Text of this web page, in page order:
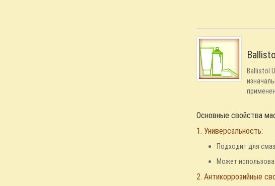
Ballistol
Основные свойства
1. Универсальность:
Подходит для
Может
2. Антикоррозийные